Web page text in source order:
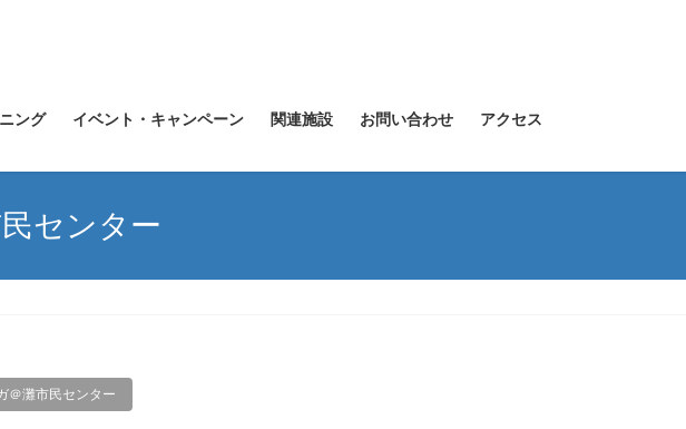
ング イベント・キャンペーン 関連施設 お問い合わせ アクセス
センター
＠灘市民センター